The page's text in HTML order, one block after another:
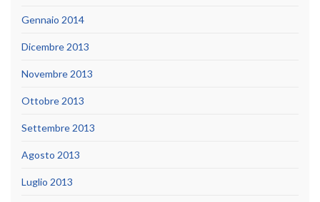
Gennaio 2014
Dicembre 2013
Novembre 2013
Ottobre 2013
Settembre 2013
Agosto 2013
Luglio 2013